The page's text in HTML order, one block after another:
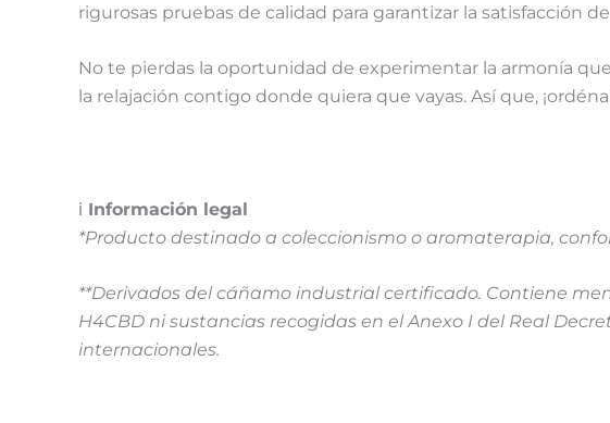
rigurosas pruebas de calidad para garantizar la satisfacción
No te pierdas la oportunidad de experimentar la armonía
la relajación contigo donde quiera que vayas. Así que,
ℹ️ Información legal
*Producto destinado a coleccionismo o aromaterapia,
**Derivados del cáñamo industrial certificado. Contiene
H4CBD ni sustancias recogidas en el Anexo I del Real
internacionales.